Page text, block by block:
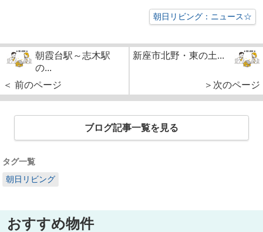
朝日リビング：ニュース☆
朝霞台駅～志木駅
の...
＜ 前のページ
新座市北野・東の土...
＞次のページ
ブログ記事一覧を見る
タグ一覧
朝日リビング
おすすめ物件